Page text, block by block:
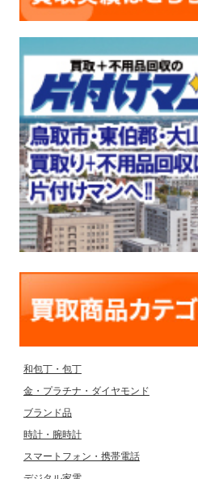
和包丁・包丁
金・プラチナ・ダイヤモンド
ブランド品
時計・腕時計
スマートフォン・携帯電話